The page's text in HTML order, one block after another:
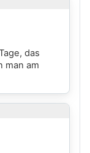
das
man am